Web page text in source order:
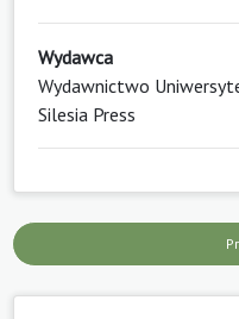
Wydawca
Wydawnictwo
Silesia Press